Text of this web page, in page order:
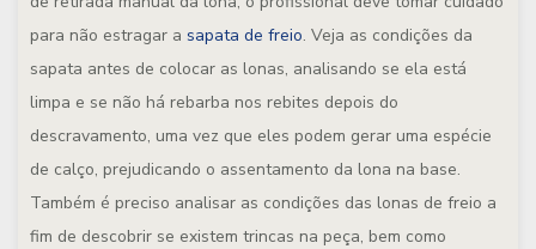
para não estragar a sapata de freio. Veja as condições da
sapata antes de colocar as lonas, analisando se ela está
limpa e se não há rebarba nos rebites depois do
descravamento, uma vez que eles podem gerar uma espécie
de calço, prejudicando o assentamento da lona na base.
Também é preciso analisar as condições das lonas de freio a
fim de descobrir se existem trincas na peça, bem como